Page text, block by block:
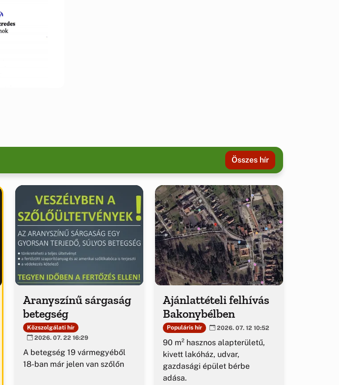
Összes hír
Aranyszínű sárgaság
betegség
Közszolgálati hír
2026. 07. 22 16:29
A betegség 19 vármegyéből
18-ban már jelen van szőlőn
Ajánlattételi felhívás
Bakonybélben
Populáris hír 2026. 07. 12 10:52
90 m² hasznos alapterületű,
kivett lakóház, udvar,
gazdasági épület bérbe
adása.